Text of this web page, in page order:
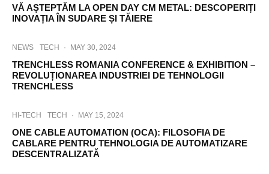
VĂ AȘTEPTĂM LA OPEN DAY CM METAL: DESCOPERIȚI
INOVAȚIA ÎN SUDARE ȘI TĂIERE
NEWS TECH · MAY 30, 2024
TRENCHLESS ROMANIA CONFERENCE & EXHIBITION –
REVOLUȚIONAREA INDUSTRIEI DE TEHNOLOGII
TRENCHLESS
HI-TECH TECH · MAY 15, 2024
ONE CABLE AUTOMATION (OCA): FILOSOFIA DE
CABLARE PENTRU TEHNOLOGIA DE AUTOMATIZARE
DESCENTRALIZATĂ